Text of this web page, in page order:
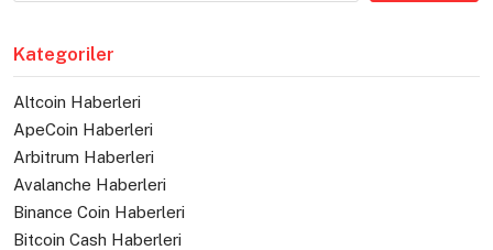
Kategoriler
Altcoin Haberleri
ApeCoin Haberleri
Arbitrum Haberleri
Avalanche Haberleri
Binance Coin Haberleri
Bitcoin Cash Haberleri